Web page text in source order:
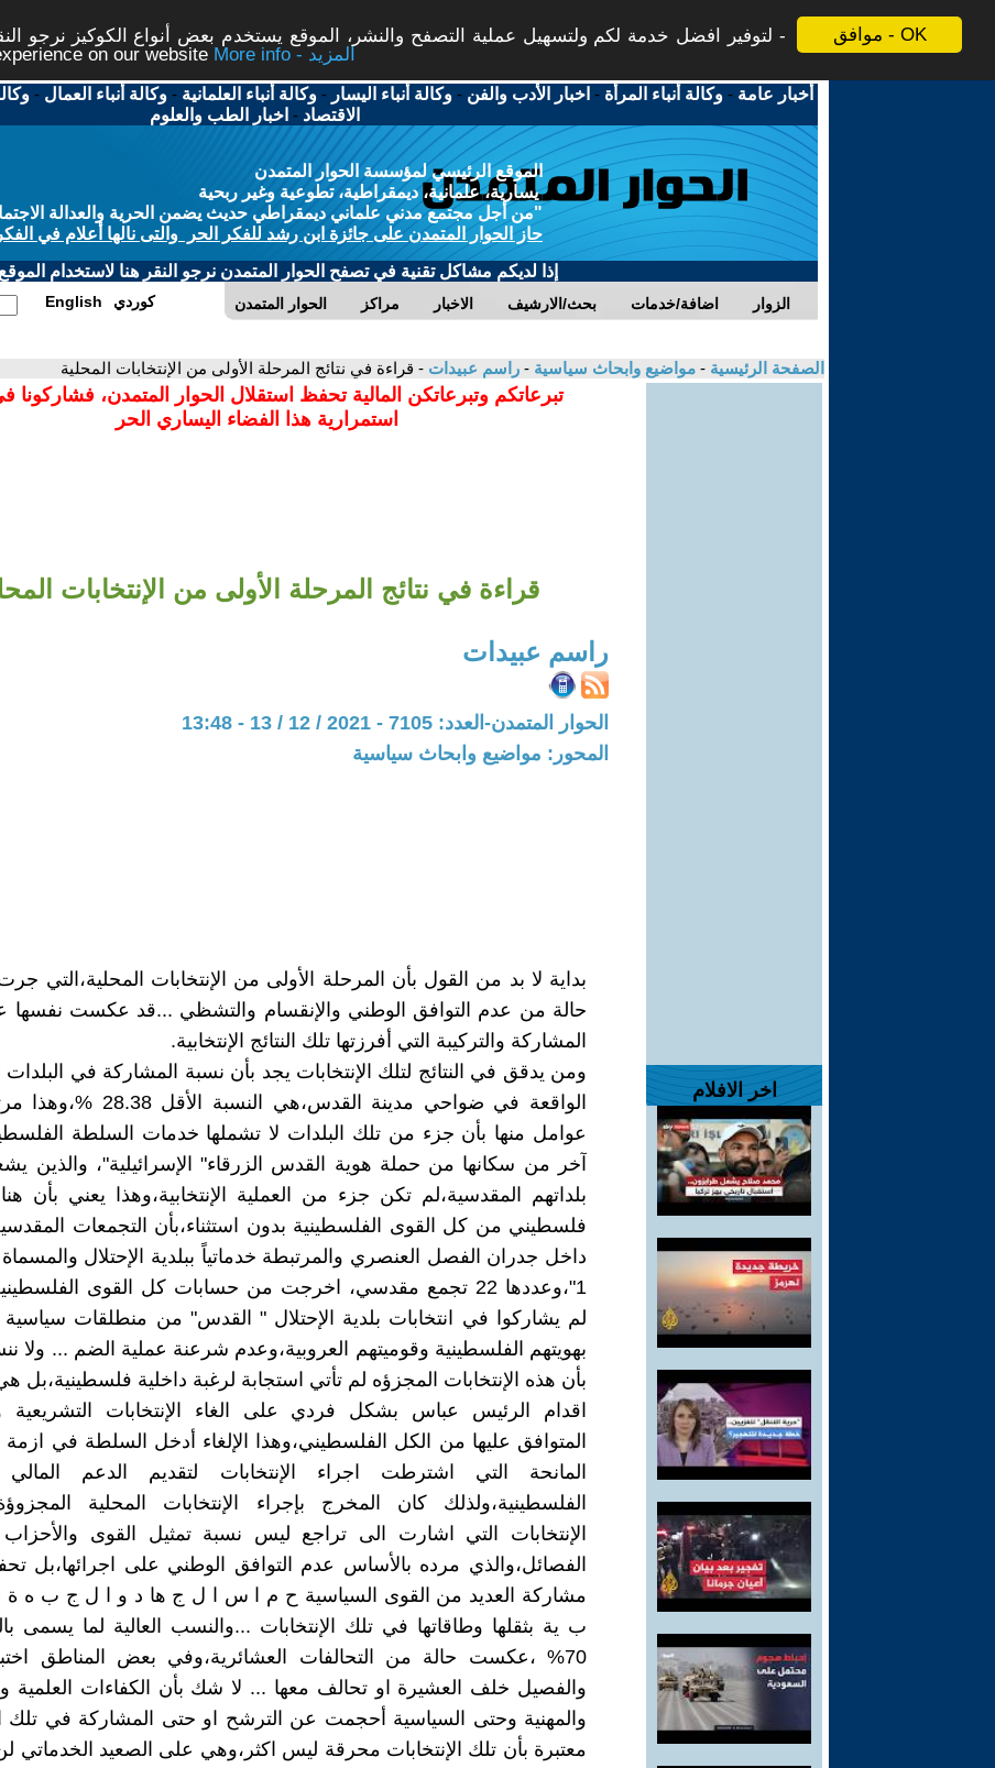
موافق - OK
لتوفير افضل خدمة لكم ولتسهيل عملية التصفح والنشر، الموقع يستخدم بعض أنواع الكوكيز نرجو
on our website
More info - المزيد
أخبار عامة -وكالة أنباء المرأة - اخبار الأدب والفن -وكالة أنباء اليسار -وكالة أنباء العلمانية -وكالة أنباء العمال -
الاقتصاد - اخبار الطب والعلوم
الموقع الرئيسي لمؤسسة الحوار المتمدن
يسارية، علمانية، ديمقراطية، تطوعية وغير ربحية
"من أجل مجتمع مدني علماني ديمقراطي حديث يضمن الحرية والعدالة
حاز الحوار المتمدن على جائزة ابن رشد للفكر الحر والتى نالها أعلام في
إذا لديكم مشاكل تقنية في تصفح الحوار المتمدن نرجو النقر هنا لاستخدام الموقع
الحوار المتمدن مراكز الاخبار بحث/الارشيف اضافة/خدمات الزوار English كوردي
الصفحة الرئيسية - مواضيع وابحاث سياسية - راسم عبيدات - قراءة في نتائج المرحلة الأولى من الإنتخابات المحلية
اخر الافلام
تبرعاتكم وتبرعاتكن المالية تحفظ استقلال الحوار المتمدن، فشاركونا
استمرارية هذا الفضاء اليساري الحر
قراءة في نتائج المرحلة الأولى من الإنتخابات
راسم عبيدات
الحوار المتمدن-العدد: 7105 - 2021 / 12 / 13 - 13:48
المحور: مواضيع وابحاث سياسية
بداية لا بد من القول بأن المرحلة الأولى من الإنتخابات المحلية،التي
حالة من عدم التوافق الوطني والإنقسام والتشظي ...قد عكست نفسها
المشاركة والتركيبة التي أفرزتها تلك النتائج الإنتخابية.
ومن يدقق في النتائج لتلك الإنتخابات يجد بأن نسبة المشاركة في البلدات
الواقعة في ضواحي مدينة القدس،هي
عوامل منها بأن جزء من تلك البلدات لا تشملها خدمات السلطة
آخر من سكانها من حملة هوية القدس الزرقاء" الإسرائيلية"، والذين
بلداتهم المقدسية،لم تكن جزء من العملية الإنتخابية،وهذا يعني بأن
فلسطيني من كل القوى الفلسطينية بدون استثناء،بأن التجمعات
داخل جدران الفصل العنصري والمرتبطة خدماتياً ببلدية الإحتلال
1"،وعددها 22 تجمع مقدسي، اخرجت من حسابات كل القوى
لم يشاركوا في انتخابات بلدية الإحتلال " القدس" من منطلقات
بهويتهم الفلسطينية وقوميتهم العروبية،وعدم شرعنة عملية الضم ... ولا
بأن هذه الإنتخابات المجزؤه لم تأتي استجابة لرغبة داخلية فلسطينية،بل
اقدام الرئيس عباس بشكل فردي على الغاء الإنتخابات التشريعية
المتوافق عليها من الكل الفلسطيني،وهذا الإلغاء أدخل السلطة في
المانحة التي اشترطت اجراء الإنتخابات لتقديم الدعم
الفلسطينية،ولذلك كان المخرج بإجراء الإنتخابات المحلية
الإنتخابات التي اشارت الى تراجع ليس نسبة تمثيل القوى
الفصائل،والذي مرده بالأساس عدم التوافق الوطني على اجرائها،بل
مشاركة العديد من القوى السياسية ح م ا س ا ل ج ها د و ا ل ج ب ه
ب ية بثقلها وطاقاتها في تلك الإنتخابات ...والنسب العالية لما يسمى
70% ،عكست حالة من التحالفات العشائرية،وفي بعض المناطق
والفصيل خلف العشيرة او تحالف معها ... لا شك بأن الكفاءات العلمية
والمهنية وحتى السياسية أحجمت عن الترشح او حتى المشاركة في تلك
معتبرة بأن تلك الإنتخابات محرقة ليس اكثر،وهي على الصعيد الخدماتي